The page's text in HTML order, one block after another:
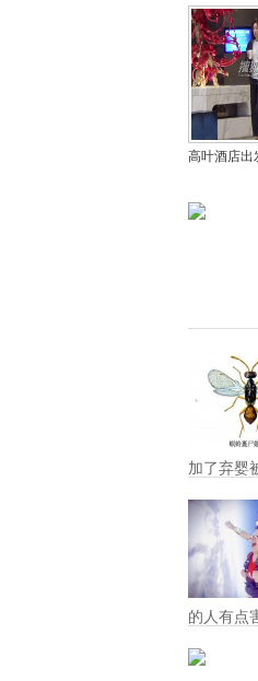
病，他是真
傻？
高叶酒店出
引期待
加了弃婴
的人有点